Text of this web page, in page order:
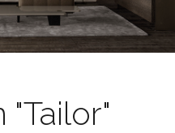
"Tailor"